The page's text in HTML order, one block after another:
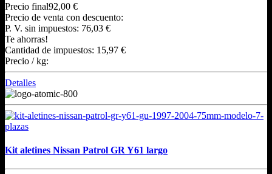
Precio final92,00 €
Precio de venta con descuento:
P. V. sin impuestos: 76,03 €
Te ahorras!
Cantidad de impuestos: 15,97 €
Precio / kg:
Detalles
Kit aletines Nissan Patrol GR Y61 largo